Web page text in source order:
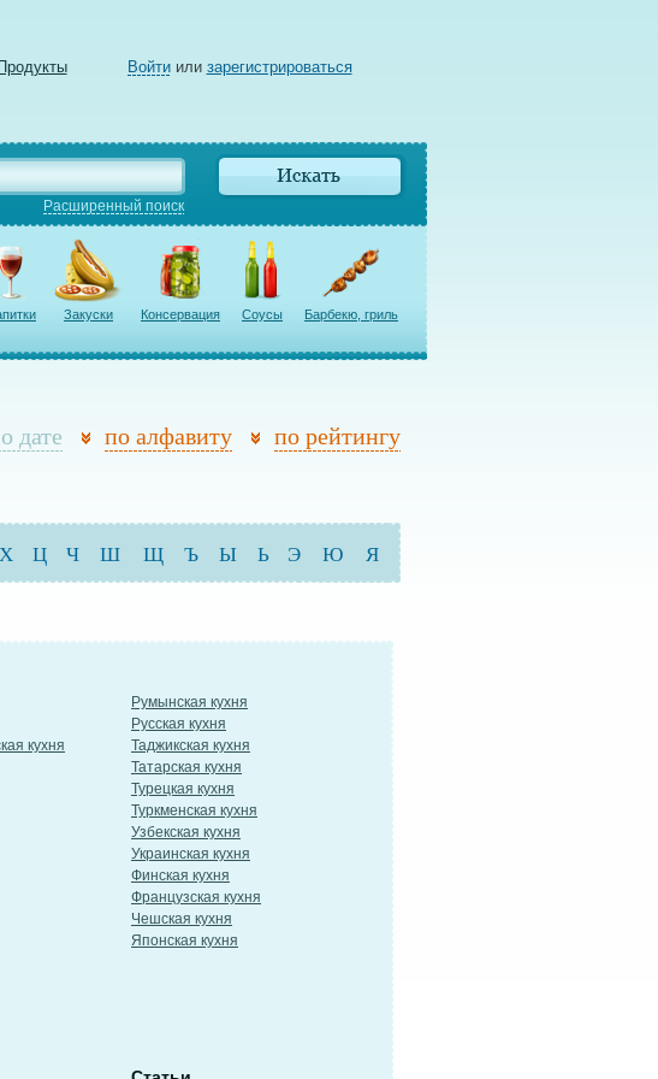
Продукты Войтиили зарегистрироваться
Расширенный поиск
Закуски Консервация Соусы Барбекю, гриль
дате по алфавиту по рейтингу
Х Ц Ч Ш Щ Ъ Ы Ь Э Ю Я
кухня
Румынская кухня
Русская кухня
Таджикская кухня
Татарская кухня
Турецкая кухня
Туркменская кухня
Узбекская кухня
Украинская кухня
Финская кухня
Французская кухня
Чешская кухня
Японская кухня